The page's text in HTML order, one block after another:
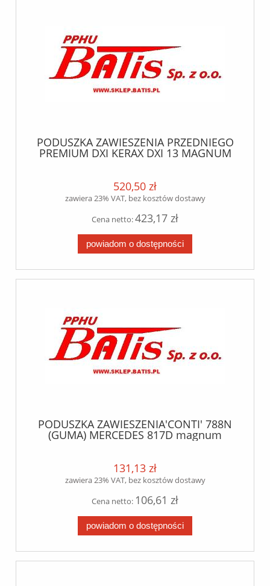
PODUSZKA ZAWIESZENIA PRZEDNIEGO
PREMIUM DXI KERAX DXI 13 MAGNUM
520,50 zł
zawiera 23% VAT, bez kosztów dostawy
Cena netto:423,17 zł
powiadom o dostępności
PODUSZKA ZAWIESZENIA'CONTI' 788N
(GUMA) MERCEDES 817D magnum
131,13 zł
zawiera 23% VAT, bez kosztów dostawy
Cena netto: 106,61 zł
powiadom o dostępności